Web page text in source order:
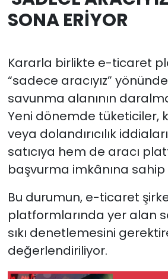
SONA ERİYOR
Kararla birlikte e-ticaret
“sadece aracıyız”
savunma alanının
Yeni dönemde tüketiciler,
veya dolandırıcılık
satıcıya hem de aracı
başvurma imkânına
Bu durumun, e-ticaret
platformlarında yer alan
sıkı denetlemesini
değerlendiriliyor.